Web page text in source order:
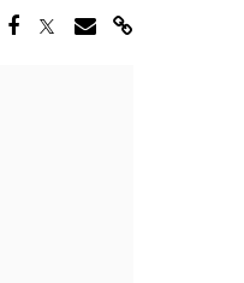
Share via Facebook
Share via Twitter
Share via Email
Share via